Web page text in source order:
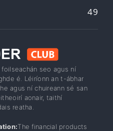
49
seo agus ní
é. Léiríonn an t-ábhar
agus ní chuireann sé san
aonair, taithí
reatha.
The financial products